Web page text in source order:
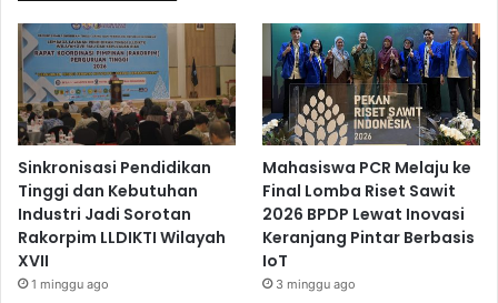
Sinkronisasi Pendidikan
Tinggi dan Kebutuhan
Industri Jadi Sorotan
Rakorpim LLDIKTI Wilayah
XVII
1 minggu ago
Mahasiswa PCR Melaju ke
Final Lomba Riset Sawit
2026 BPDP Lewat Inovasi
Keranjang Pintar Berbasis
IoT
3 minggu ago